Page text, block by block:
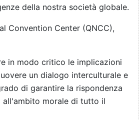
della nostra società globale.
Convention Center (QNCC),
in modo critico le implicazioni
un dialogo interculturale e
di garantire la rispondenza
all'ambito morale di tutto il